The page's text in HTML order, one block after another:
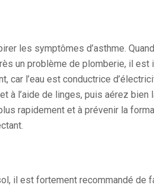
les symptômes d’asthme.
un problème de plomberie, il est
car l’eau est conductrice
l’aide de linges, puis aérez bien
rapidement et à prévenir la
il est fortement recommandé de